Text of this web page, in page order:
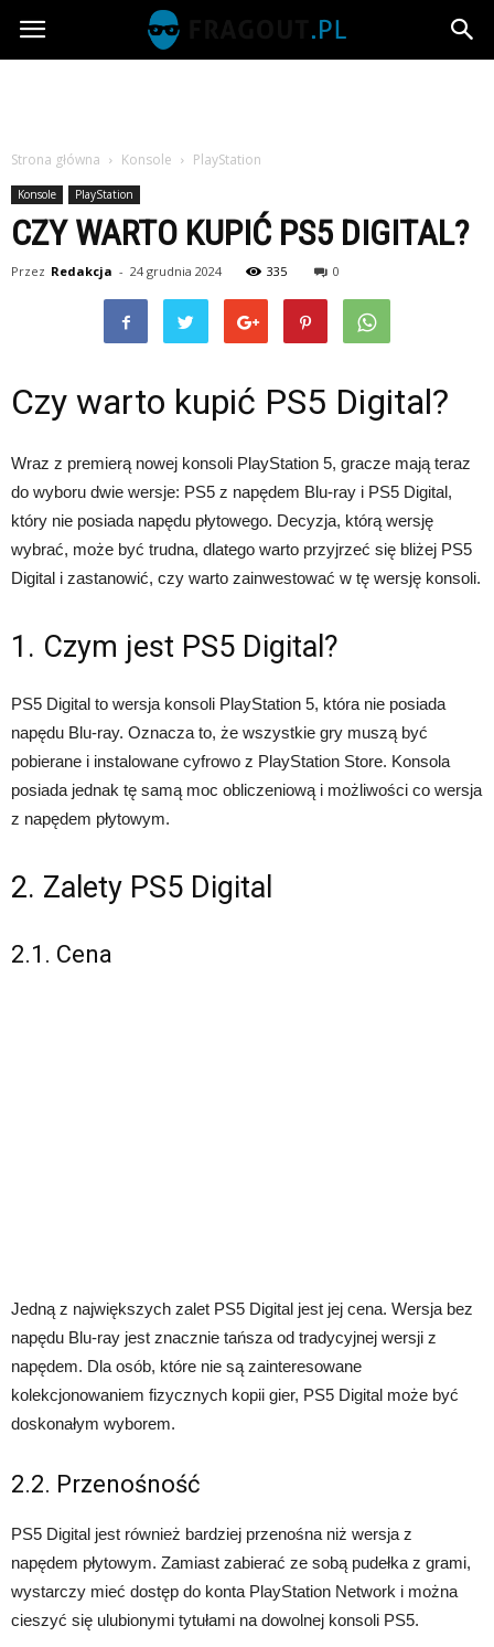
Fragout.pl
Strona główna Konsole PlayStation
Konsole PlayStation
CZY WARTO KUPIĆ PS5 DIGITAL?
Przez Redakcja - 24 grudnia 2024 335 0
Czy warto kupić PS5 Digital?
Wraz z premierą nowej konsoli PlayStation 5, gracze mają teraz
do wyboru dwie wersje: PS5 z napędem Blu-ray i PS5 Digital,
który nie posiada napędu płytowego. Decyzja, którą wersję
wybrać, może być trudna, dlatego warto przyjrzeć się bliżej PS5
Digital i zastanowić, czy warto zainwestować w tę wersję konsoli.
1. Czym jest PS5 Digital?
PS5 Digital to wersja konsoli PlayStation 5, która nie posiada
napędu Blu-ray. Oznacza to, że wszystkie gry muszą być
pobierane i instalowane cyfrowo z PlayStation Store. Konsola
posiada jednak tę samą moc obliczeniową i możliwości co wersja
z napędem płytowym.
2. Zalety PS5 Digital
2.1. Cena
Jedną z największych zalet PS5 Digital jest jej cena. Wersja bez
napędu Blu-ray jest znacznie tańsza od tradycyjnej wersji z
napędem. Dla osób, które nie są zainteresowane
kolekcjonowaniem fizycznych kopii gier, PS5 Digital może być
doskonałym wyborem.
2.2. Przenośność
PS5 Digital jest również bardziej przenośna niż wersja z
napędem płytowym. Zamiast zabierać ze sobą pudełka z grami,
wystarczy mieć dostęp do konta PlayStation Network i można
cieszyć się ulubionymi tytułami na dowolnej konsoli PS5.